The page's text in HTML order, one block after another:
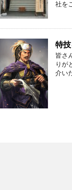
社を
特
皆さ
りが
介い